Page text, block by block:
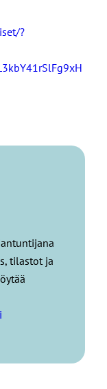
?
tilastot ja